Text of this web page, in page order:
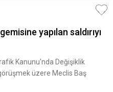
yapılan saldırıyı
Kanunu'nda Değişiklik
üzere Meclis Baş